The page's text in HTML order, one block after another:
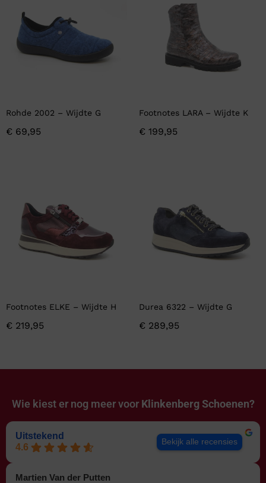
Rohde 2002 – Wijdte G
€ 69,95
Footnotes LARA – Wijdte K
€ 199,95
Footnotes ELKE – Wijdte H
€ 219,95
Durea 6322 – Wijdte G
€ 289,95
Wie kiest er nog meer voor Klinkenberg Schoenen?
Uitstekend
4.6
Bekijk alle recensies
Martien Van der Putten